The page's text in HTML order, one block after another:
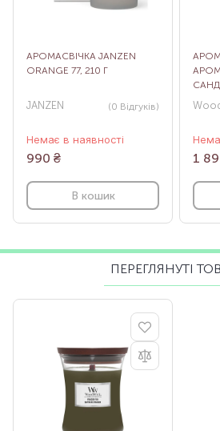
АРОМАСВІЧКА JANZEN
ORANGE 77, 210 Г
JANZEN (0 Відгуків)
Немає в наявності
990 ₴
В кошик
ДУБА
1
ПЕРЕГЛЯНУТІ